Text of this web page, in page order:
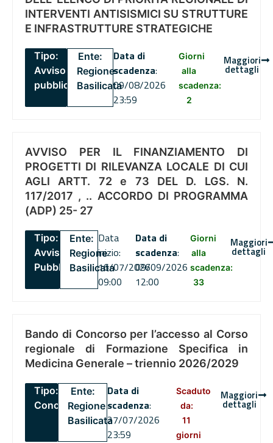
INTERVENTI ANTISISMICI SU STRUTTURE
E INFRASTRUTTURE STRATEGICHE
Tipo:
Avviso
pubblico
Ente:
Regione
Basilicata
Data di
scadenza:
09/08/2026
23:59
Giorni
alla
scadenza:
2
Maggiori
dettagli
AVVISO PER IL FINANZIAMENTO DI
PROGETTI DI RILEVANZA LOCALE DI CUI
AGLI ARTT. 72 e 73 DEL D. LGS. N.
117/2017 , .. ACCORDO DI PROGRAMMA
(ADP) 25- 27
Tipo:
Avviso
Pubblico
Ente:
Regione
Basilicata
Data
inizio:
16/07/2026
09:00
Data di
scadenza:
09/09/2026
12:00
Giorni
alla
scadenza:
33
Maggiori
dettagli
Bando di Concorso per l’accesso al Corso
regionale di Formazione Specifica in
Medicina Generale – triennio 2026/2029
Tipo:
Concorsi
Ente:
Regione
Basilicata
Data di
scadenza:
27/07/2026
23:59
Scaduto
da:
11
giorni
Maggiori
dettagli